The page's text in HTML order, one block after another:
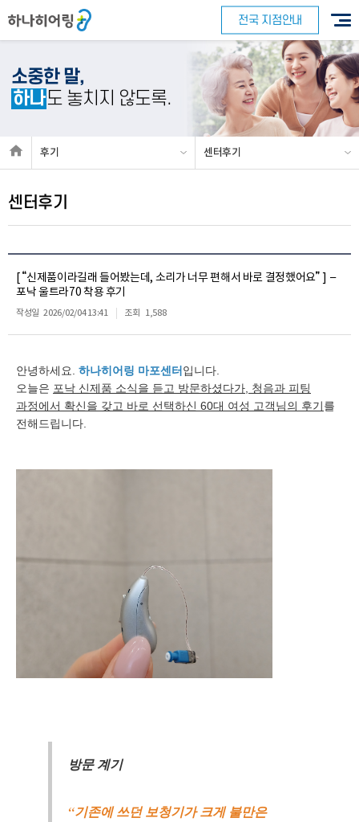
전국 지점안내
소중한 말,
하나도 놓치지 않도록.
후기 센터후기
센터후기
[ “신제품이라길래 들어봤는데, 소리가 너무 편해서 바로 결정했어요” ] –
포낙 울트라70 착용 후기
작성일 2026/02/04 13:41 조회 1,588
안녕하세요. 하나히어링 마포센터 입니다.
오늘은 포낙 신제품 소식을 듣고 방문하셨다가, 청음과 피팅
과정에서 확신을 갖고 바로 선택하신 60대 여성 고객님의 후기를
전해드립니다.
방문 계기
“기존에 쓰던 보청기가 크게 불만은